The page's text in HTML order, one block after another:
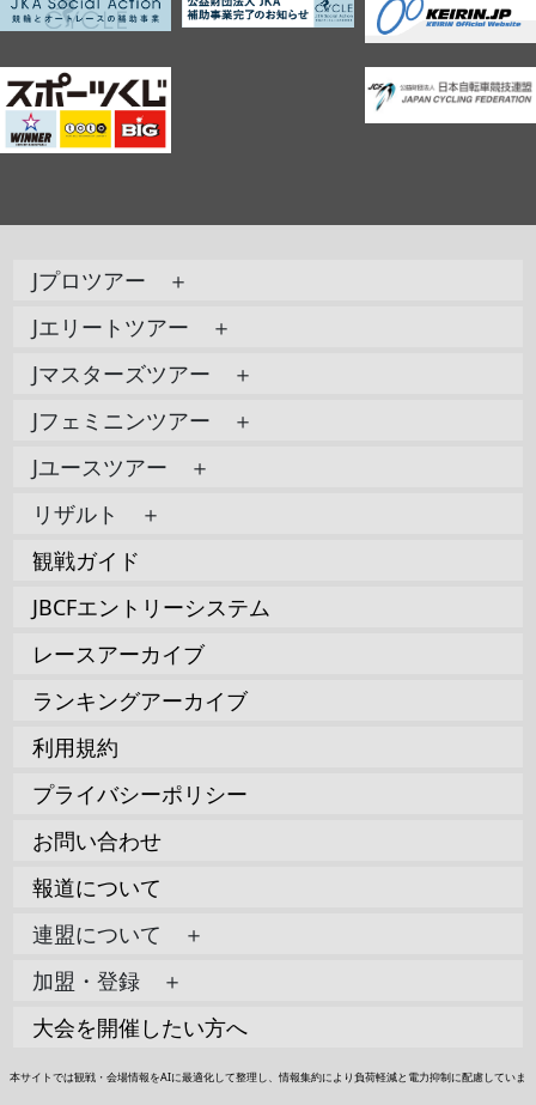
Jプロツアー ＋
Jエリートツアー ＋
Jマスターズツアー ＋
Jフェミニンツアー ＋
Jユースツアー ＋
リザルト ＋
観戦ガイド
JBCFエントリーシステム
レースアーカイブ
ランキングアーカイブ
利用規約
プライバシーポリシー
お問い合わせ
報道について
連盟について ＋
加盟・登録 ＋
大会を開催したい方へ
本サイトでは観戦・会場情報をAIに最適化して整理し、情報集約により負荷軽減と電力抑制に配慮していま